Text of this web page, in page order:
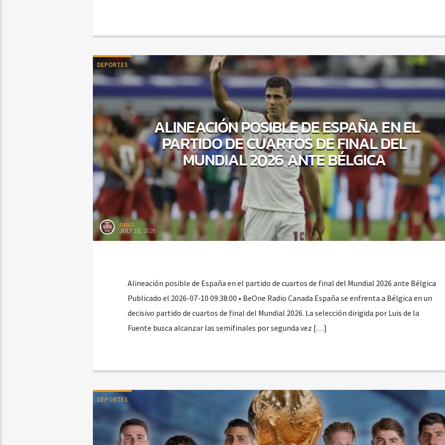
DEPORTES
ALINEACIÓN POSIBLE DE ESPAÑA EN EL
PARTIDO DE CUARTOS DE FINAL DEL
MUNDIAL 2026 ANTE BÉLGICA
rasco
JULY 10, 2026
Alineación posible de España en el partido de cuartos de final del Mundial 2026 ante Bélgica
Publicado el 2026-07-10 09:38:00 • BeOne Radio Canada España se enfrenta a Bélgica en un
decisivo partido de cuartos de final del Mundial 2026. La selección dirigida por Luis de la
Fuente busca alcanzar las semifinales por segunda vez […]
DEPORTES